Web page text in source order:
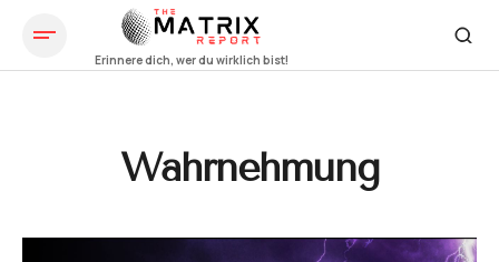
Wahrnehmung